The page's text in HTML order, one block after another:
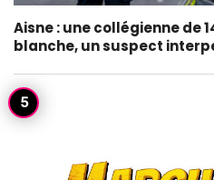
Aisne : une collégienne de
blanche, un suspect